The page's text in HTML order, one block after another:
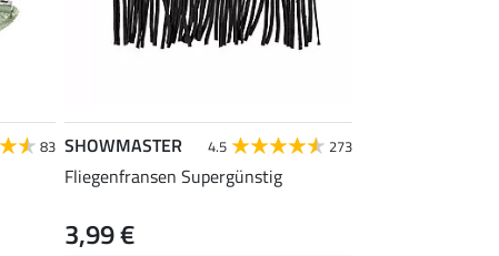
83 SHOWMASTER 4.5 273
Fliegenfransen Supergünstig
3,99 €